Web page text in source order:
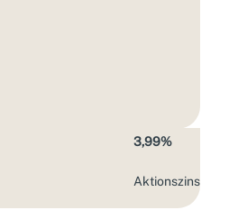
3,99%
Aktions­zins